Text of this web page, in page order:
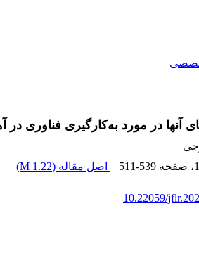
آنها در مورد به‌کارگیری فناوری
، صفحه 511-539 اصل مقاله (1.22 M
)
10.22059/